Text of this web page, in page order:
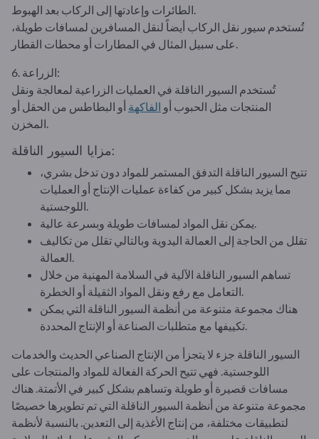
الطائرات وإعادتها إلى الركاب بعد الهبوط.
تُستخدم سيور نقل الركاب أيضاً لنقل المسافرين لمسافات طويلة،
على سبيل المثال في المطارات أو محطات القطار.
6. الزراعة:
تُستخدم السيور الناقلة في العمليات الزراعية لمعالجة ونقل
المنتجات مثل الحبوب أو الفاكهة أو البطاطس من الحقل أو
المخزن.
مزايا السيور الناقلة:
تتيح السيور الناقلة التدفق المستمر للمواد دون تدخل بشري،
مما يزيد بشكل كبير من كفاءة عمليات الإنتاج أو العمليات
اللوجستية.
يمكن نقل المواد لمسافات طويلة وبسرعة عالية.
تقلل من الحاجة إلى العمالة اليدوية وبالتالي تقلل من تكاليف
العمالة.
تساهم السيور الناقلة الآلية في السلامة المهنية من خلال
التعامل مع رفع ونقل المواد الثقيلة أو الخطرة.
هناك مجموعة متنوعة من أنظمة السيور الناقلة التي يمكن
تكييفها مع متطلبات الصناعة أو الإنتاج المحددة.
السيور الناقلة جزء لا يتجزأ من الإنتاج الصناعي الحديث والخدمات
اللوجستية. فهي تتيح الحركة الفعالة للمواد والمنتجات على
مسافات قصيرة أو طويلة وتساهم بشكل كبير في الأتمتة. هناك
مجموعة متنوعة من أنظمة السيور الناقلة التي تم تطويرها خصيصًا
لتطبيقات مختلفة، من إنتاج الأغذية إلى التعدين. بالنسبة لأنظمة